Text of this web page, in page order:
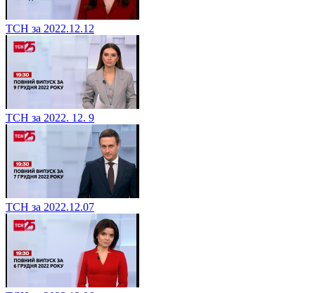
ТСН за 2022.12.12
ТСН за 2022. 12. 9
ТСН за 2022.12.07